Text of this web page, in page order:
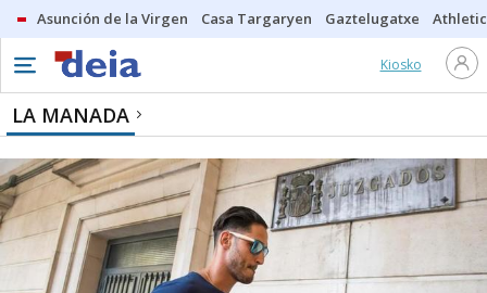
Asunción de la Virgen Casa Targaryen Gaztelugatxe Athletic
Kiosko
LA MANADA